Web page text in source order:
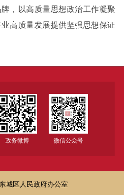
，以高质量思想政治工作凝聚
高质量发展提供坚强思想保证
政务微博 微信公众号
城区人民政府办公室